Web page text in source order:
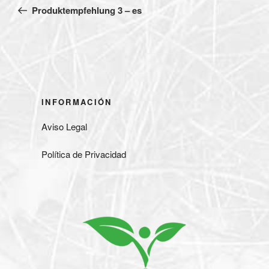
entradas
anterior:
Produktempfehlung 3 – es
INFORMACIÓN
Aviso Legal
Política de Privacidad